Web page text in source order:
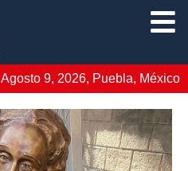
Agosto 9, 2026, Puebla, México